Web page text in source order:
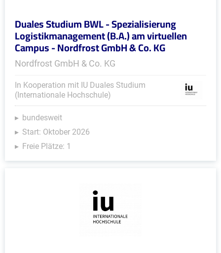
Duales Studium BWL - Spezialisierung
Logistikmanagement (B.A.) am virtuellen
Campus - Nordfrost GmbH & Co. KG
Nordfrost GmbH & Co. KG
In Kooperation mit IU Duales Studium
(Internationale Hochschule)
bundesweit
Start: Oktober 2026
Freie Plätze: 1